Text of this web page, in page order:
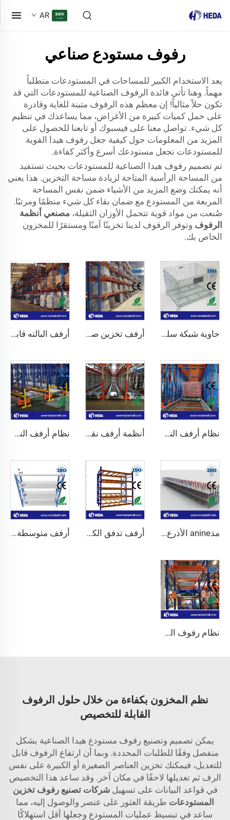
AR
رفوف مستودع صناعي
يعد الاستخدام الكبير للمساحات في المستودعات متطلباً
مهماً. وهنا تأتي فائدة الرفوف الصناعية للمستودعات التي قد
تكون حلاً مثالياً! إن معظم هذه الرفوف متينة للغاية وقادرة
على حمل كميات كبيرة من الأغراض، مما يساعدك في تنظيم
كل شيء. تواصل معنا على فيسبوك أو تابعنا للحصول على
المزيد من المعلومات حول كيفية جعل رفوف هيدا القوية
للمستودعات تجعل مستودعك أسرع وأكثر كفاءة.
تم تصميم رفوف هيدا الصناعية للمستودعات بحيث تستفيد
من المساحة الرأسية المتاحة لزيادة مساحة التخزين. هذا يعني
أنه يمكنك وضع المزيد من الأشياء ضمن نفس المساحة
المربعة من المستودع مع ضمان بقاء كل شيء منظمًا ومرتبًا.
صُنعت من مواد قوية تتحمل الأوزان الثقيلة، مصنعي أنظمة
الرفوف وتوفر الرفوف لدينا تخزينًا آمنًا ومستقرًا للمخزون
الخاص بك.
حاوية شبكة سلكية من الفولاذ المقاوم للصدأ أرفف تخزين صناعية ذات سعة عالية للبيع أرفف البالته قابلة للتعديل ذات السعة العالية من 1000 إلى 5000 كجم
نظام أرفف النقل المخصصة للبته في المستودعات أنظمة أرفف نقل البالته OEM/ODM لغرف التبريد نظام أرفف النقل اللاسلكي ثنائي الاتجاه
مذanine الأذرع الثقيلة أرفف تدفق الكراتين بالجملة أرفف متوسطة التحمل وطويلة المدى
نظام رفوف الراديو شاتل
نظم المخزون بكفاءة من خلال حلول الرفوف
القابلة للتخصيص
يمكن تصميم وتصنيع رفوف مستودع هيدا الصناعية بشكل
منفصل وفقًا للطلبات المحددة. وبما أن ارتفاع الرفوف قابل
للتعديل، فيمكنك تخزين العناصر الصغيرة أو الكبيرة على نفس
الرف ثم تعديلها لاحقًا في مكان آخر. وقد ساعد هذا التخصيص
في قواعد البيانات على تسهيلشركات تصنيع رفوف تخزين
المستودعات طريقة العثور على عنصر والوصول إليه، مما
ساعد في تبسيط عمليات المستودع وجعلها أقل استهلاكًا